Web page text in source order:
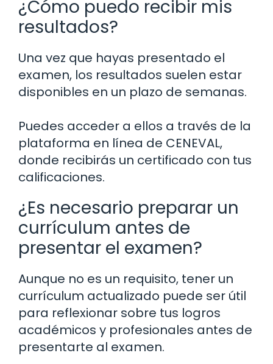
¿Cómo puedo recibir mis
resultados?
Una vez que hayas presentado el
examen, los resultados suelen estar
disponibles en un plazo de semanas.
Puedes acceder a ellos a través de la
plataforma en línea de CENEVAL,
donde recibirás un certificado con tus
calificaciones.
¿Es necesario preparar un
currículum antes de
presentar el examen?
Aunque no es un requisito, tener un
currículum actualizado puede ser útil
para reflexionar sobre tus logros
académicos y profesionales antes de
presentarte al examen.